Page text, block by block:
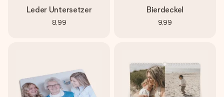
Leder Untersetzer
8,99
Bierdeckel
9,99